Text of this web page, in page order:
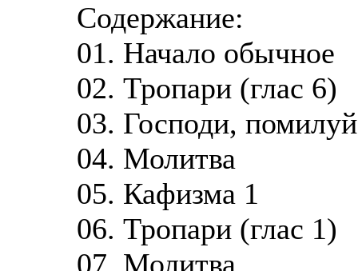
Содержание:
01. Начало обычное
02. Тропари (глас 6)
03. Господи,
04. Молитва
05. Кафизма 1
06. Тропари (глас 1)
07. Молитва